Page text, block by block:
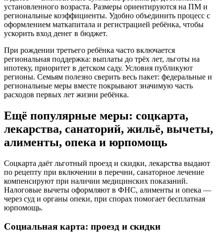
установленного возраста. Размеры ориентируются на ПМ и
региональные коэффициенты. Удобно объединить процесс с
оформлением маткапитала и регистрацией ребёнка, чтобы
ускорить вход денег в бюджет.
При рождении третьего ребёнка часто включается
региональная поддержка: выплаты до трёх лет, льготы на
ипотеку, приоритет в детском саду. Условия публикуют
регионы. Семьям полезно сверить весь пакет: федеральные и
региональные меры вместе покрывают значимую часть
расходов первых лет жизни ребёнка.
Ещё популярные меры: соцкарта,
лекарства, санаторий, жильё, вычеты,
алименты, опека и юрпомощь
Соцкарта даёт льготный проезд и скидки, лекарства выдают
по рецепту при включении в перечни, санаторное лечение
компенсируют при наличии медицинских показаний.
Налоговые вычеты оформляют в ФНС, алименты и опека —
через суд и органы опеки, при спорах помогает бесплатная
юрпомощь.
Социальная карта: проезд и скидки